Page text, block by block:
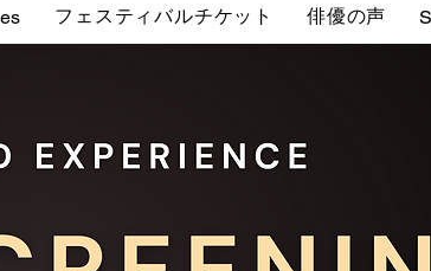
フェスティバルチケット 俳優の声